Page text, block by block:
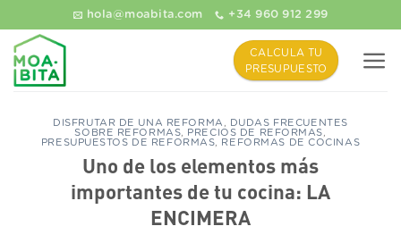
al
contenido
hola@moabita.com +34 960 912 299
CALCULA TU
PRESUPUESTO
DISFRUTAR DE UNA REFORMA
DUDAS FRECUENTES
SOBRE REFORMAS
PRECIOS DE REFORMAS
PRESUPUESTOS DE REFORMAS
REFORMAS DE COCINAS
Uno de los elementos más
importantes de tu cocina: LA
ENCIMERA